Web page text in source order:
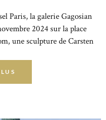
Paris, la galerie Gagosian
2024 sur la place
une sculpture de Carsten